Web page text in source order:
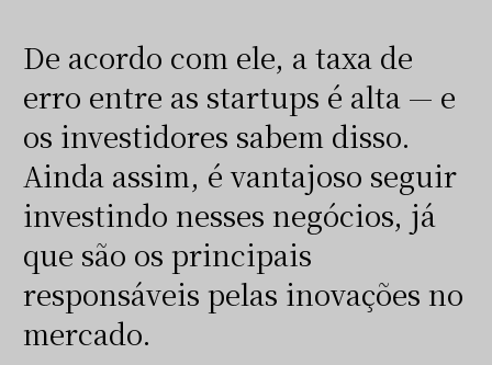
De acordo com ele, a taxa de
erro entre as startups é alta — e
os investidores sabem disso.
Ainda assim, é vantajoso seguir
investindo nesses negócios, já
que são os principais
responsáveis pelas inovações no
mercado.